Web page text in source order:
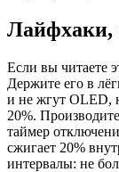
Лайфхаки,
Если вы читаете
Держите его в
и не жгут OLED,
20%.
таймер
сжигает 20%
интервалы: не